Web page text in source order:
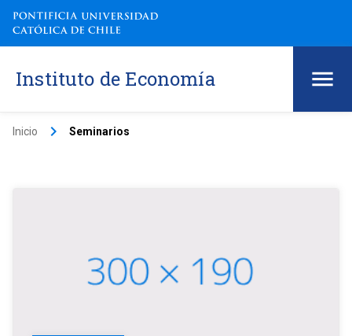
Instituto de Economía
Inicio keyboard_arrow_right Seminarios